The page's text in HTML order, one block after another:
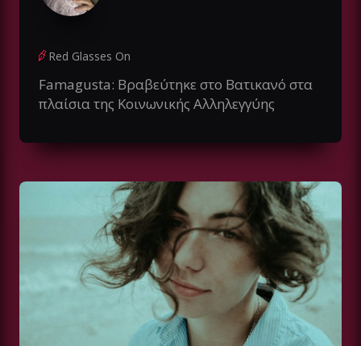
Red Glasses On
Famagusta: Bραβεύτηκε στο Βατικανό στα
πλαίσια της Κοινωνικής Αλληλεγγύης